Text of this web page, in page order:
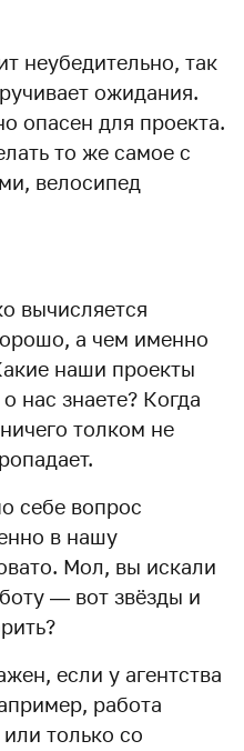
неубедительно, так
ожидания.
опасен для проекта.
то же самое с
велосипед
вычисляется
а чем именно
наши проекты
нас знаете? Когда
толком не
себе вопрос
в нашу
Мол, вы искали
— вот звёзды и
если у агентства
работа
только со